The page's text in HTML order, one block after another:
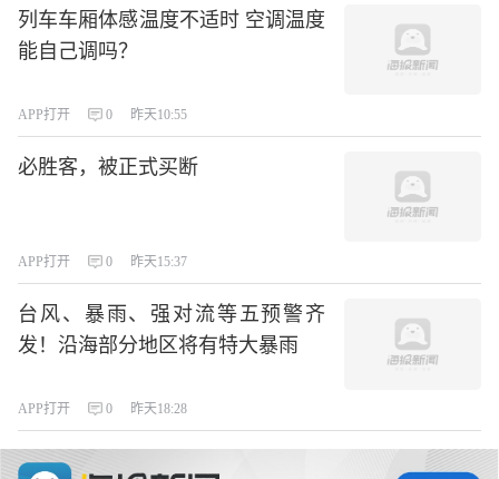
列车车厢体感温度不适时 空调温度
能自己调吗？
APP打开 0 昨天10:55
必胜客，被正式买断
APP打开 0 昨天15:37
台风、暴雨、强对流等五预警齐
发！沿海部分地区将有特大暴雨
APP打开 0 昨天18:28